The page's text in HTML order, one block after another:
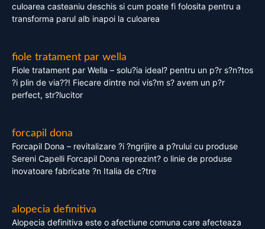
culoarea casteaniu deschis si cum poate fi folosita pentru a
transforma parul alb inapoi la culoarea
fiole tratament par wella
Fiole tratament par Wella – solu?ia ideal? pentru un p?r s?n?tos
?i plin de via??! Fiecare dintre noi vis?m s? avem un p?r
perfect, str?lucitor
forcapil dona
Forcapil Dona – revitalizare ?i ?ngrijire a p?rului cu produse
Sereni Capelli Forcapil Dona reprezint? o linie de produse
inovatoare fabricate ?n Italia de c?tre
alopecia definitiva
Alopecia definitiva este o afectiune comuna care afecteaza